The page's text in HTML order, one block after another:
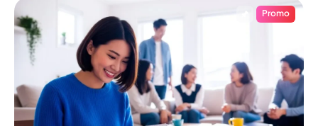
Promo